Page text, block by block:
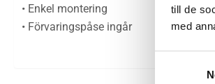
till de
med
• Enkel montering
• Förvaringspåse ingår